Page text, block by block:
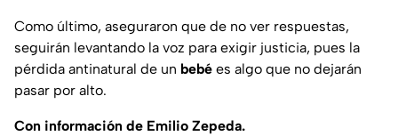
Como último, aseguraron que de no ver respuestas,
seguirán levantando la voz para exigir justicia, pues la
pérdida antinatural de un bebé es algo que no dejarán
pasar por alto.
Con información de Emilio Zepeda.